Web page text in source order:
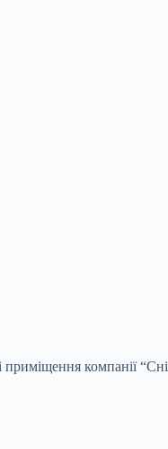
приміщення компанії